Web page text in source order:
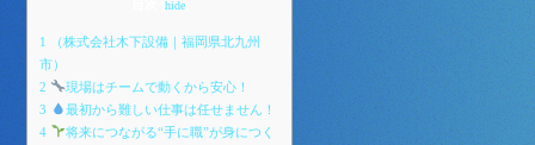
ok r
hide]
1
（株式会社木下設備｜福岡県北九州
市）
2
現場はチームで動くから安心！
3
最初から難しい仕事は任せません！
4
将来につながる“手に職”が身につく